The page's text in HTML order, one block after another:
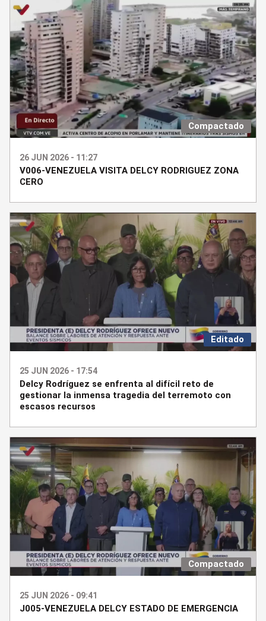
Compactado
26 JUN 2026 - 11:27
V006-VENEZUELA VISITA DELCY RODRIGUEZ ZONA
CERO
Editado
25 JUN 2026 - 17:54
Delcy Rodríguez se enfrenta al difícil reto de
gestionar la inmensa tragedia del terremoto con
escasos recursos
Compactado
25 JUN 2026 - 09:41
J005-VENEZUELA DELCY ESTADO DE EMERGENCIA